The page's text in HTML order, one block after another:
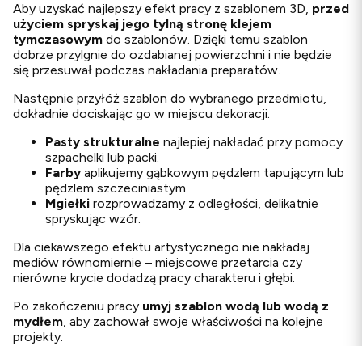
Aby uzyskać najlepszy efekt pracy z szablonem 3D, przed
użyciem spryskaj jego tylną stronę klejem
tymczasowym do szablonów. Dzięki temu szablon
dobrze przylgnie do ozdabianej powierzchni i nie będzie
się przesuwał podczas nakładania preparatów.
Następnie przyłóż szablon do wybranego przedmiotu,
dokładnie dociskając go w miejscu dekoracji.
Pasty strukturalne najlepiej nakładać przy pomocy
szpachelki lub packi.
Farby aplikujemy gąbkowym pędzlem tapującym lub
pędzlem szczeciniastym.
Mgiełki rozprowadzamy z odległości, delikatnie
spryskując wzór.
Dla ciekawszego efektu artystycznego nie nakładaj
mediów równomiernie – miejscowe przetarcia czy
nierówne krycie dodadzą pracy charakteru i głębi.
Po zakończeniu pracy umyj szablon wodą lub wodą z
mydłem, aby zachował swoje właściwości na kolejne
projekty.